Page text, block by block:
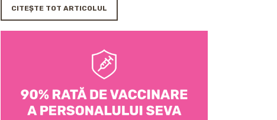
CITEȘTE TOT ARTICOLUL